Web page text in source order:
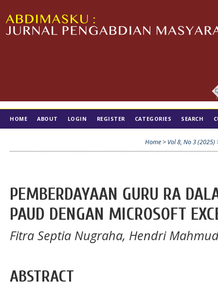
HOME ABOUT LOGIN REGISTER CATEGORIES SEARCH
Home > Vol 8, No 3 (2025)
PEMBERDAYAAN GURU RA
PAUD DENGAN MICROSOFT
Fitra Septia Nugraha, Hendri
ABSTRACT